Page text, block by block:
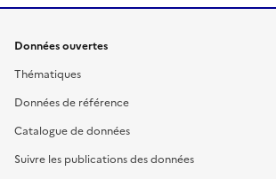
Données ouvertes
Thématiques
Données de référence
Catalogue de données
Suivre les publications des données